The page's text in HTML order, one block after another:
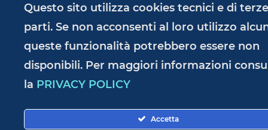
SERVIZI
PRIVACY POLICY
RESPONSABILE DELLA PUBBLICAZIONE
ACCESSIBILITÀ
Questo sito utilizza cookies tecnici e di terze
parti. Se non acconsenti al loro utilizzo
queste funzionalità potrebbero essere non
disponibili. Per maggiori informazioni
la PRIVACY POLICY
Accetta